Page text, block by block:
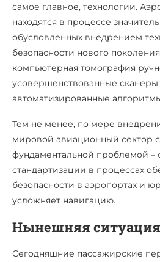
самое главное, технологии.
находятся в процессе
обусловленных внедрением
безопасности нового
компьютерная томография
усовершенствованные сканеры
автоматизированные
Тем не менее, по мере
мировой авиационный сектор
фундаментальной проблемой –
стандартизации в процессах
безопасности в аэропортах и
усложняет навигацию.
Нынешняя ситуация
Сегодняшние пассажирские